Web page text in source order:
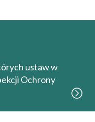
ustaw w
Ochrony